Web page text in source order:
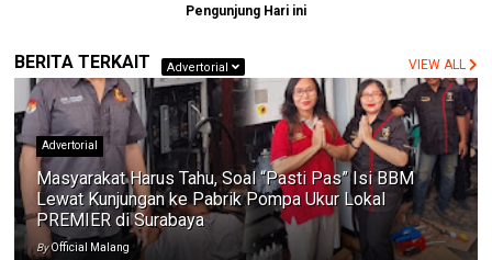
Pengunjung Hari ini
BERITA TERKAIT Advertorial VIEW ALL
Advertorial
Masyarakat Harus Tahu, Soal “Pasti Pas” Isi BBM
Lewat Kunjungan ke Pabrik Pompa Ukur Lokal
PREMIER di Surabaya
ByOfficial Malang